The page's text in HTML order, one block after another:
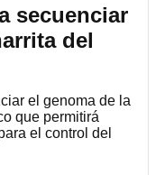
secuenciar
del
el genoma de la
que permitirá
el control del